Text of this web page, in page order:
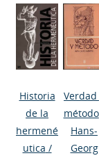
Historia
de la
hermené
utica /
Verdad
método
Hans-
Georg